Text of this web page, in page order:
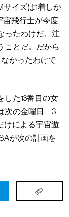
サイズは1着しか
宙飛行士が今度
ったわけだ。注
ことだ。だから
かったわけで
した13番目の女
次の金曜日、3
けによる宇宙遊
が次の計画を